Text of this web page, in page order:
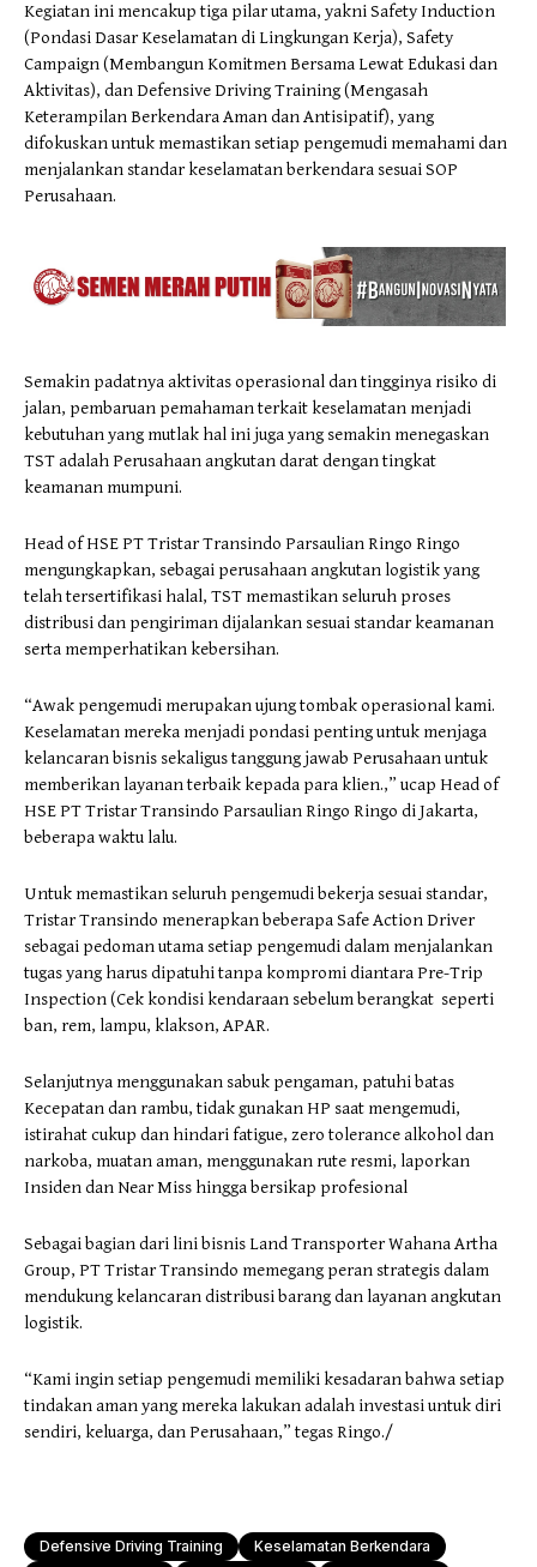
Kegiatan ini mencakup tiga pilar utama, yakni Safety Induction
(Pondasi Dasar Keselamatan di Lingkungan Kerja), Safety
Campaign (Membangun Komitmen Bersama Lewat Edukasi dan
Aktivitas), dan Defensive Driving Training (Mengasah
Keterampilan Berkendara Aman dan Antisipatif), yang
difokuskan untuk memastikan setiap pengemudi memahami dan
menjalankan standar keselamatan berkendara sesuai SOP
Perusahaan.
Semakin padatnya aktivitas operasional dan tingginya risiko di
jalan, pembaruan pemahaman terkait keselamatan menjadi
kebutuhan yang mutlak hal ini juga yang semakin menegaskan
TST adalah Perusahaan angkutan darat dengan tingkat
keamanan mumpuni.
Head of HSE PT Tristar Transindo Parsaulian Ringo Ringo
mengungkapkan, sebagai perusahaan angkutan logistik yang
telah tersertifikasi halal, TST memastikan seluruh proses
distribusi dan pengiriman dijalankan sesuai standar keamanan
serta memperhatikan kebersihan.
“Awak pengemudi merupakan ujung tombak operasional kami.
Keselamatan mereka menjadi pondasi penting untuk menjaga
kelancaran bisnis sekaligus tanggung jawab Perusahaan untuk
memberikan layanan terbaik kepada para klien.,” ucap Head of
HSE PT Tristar Transindo Parsaulian Ringo Ringo di Jakarta,
beberapa waktu lalu.
Untuk memastikan seluruh pengemudi bekerja sesuai standar,
Tristar Transindo menerapkan beberapa Safe Action Driver
sebagai pedoman utama setiap pengemudi dalam menjalankan
tugas yang harus dipatuhi tanpa kompromi diantara Pre-Trip
Inspection (Cek kondisi kendaraan sebelum berangkat seperti
ban, rem, lampu, klakson, APAR.
Selanjutnya menggunakan sabuk pengaman, patuhi batas
Kecepatan dan rambu, tidak gunakan HP saat mengemudi,
istirahat cukup dan hindari fatigue, zero tolerance alkohol dan
narkoba, muatan aman, menggunakan rute resmi, laporkan
Insiden dan Near Miss hingga bersikap profesional
Sebagai bagian dari lini bisnis Land Transporter Wahana Artha
Group, PT Tristar Transindo memegang peran strategis dalam
mendukung kelancaran distribusi barang dan layanan angkutan
logistik.
“Kami ingin setiap pengemudi memiliki kesadaran bahwa setiap
tindakan aman yang mereka lakukan adalah investasi untuk diri
sendiri, keluarga, dan Perusahaan,” tegas Ringo./
Defensive Driving Training
Keselamatan Berkendara